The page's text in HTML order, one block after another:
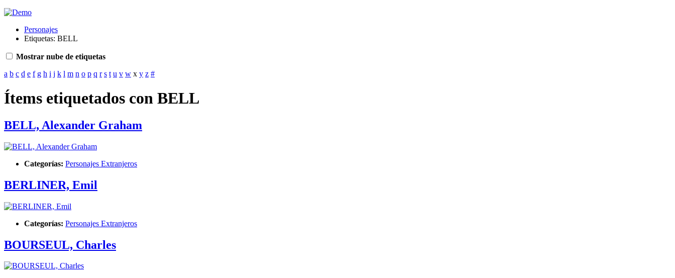
Personajes
Etiquetas: BELL
Mostrar nube de etiquetas
a b c d e f g h i j k l m n o p q r s t u v w x y z #
Ítems etiquetados con BELL
BELL, Alexander Graham
Categorías: Personajes Extranjeros
BERLINER, Emil
Categorías: Personajes Extranjeros
BOURSEUL, Charles